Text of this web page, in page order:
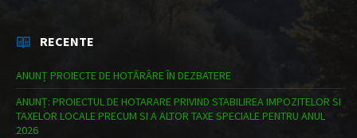
RECENTE
ANUNȚ PROIECTE DE HOTĂRÂRE ÎN DEZBATERE
ANUNȚ: PROIECTUL DE HOTARARE PRIVIND STABILIREA IMPOZITELOR SI
TAXELOR LOCALE PRECUM SI A ALTOR TAXE SPECIALE PENTRU ANUL
2026